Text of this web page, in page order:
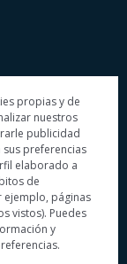
propias y de
nuestros
publicidad
preferencias
elaborado a
de
ejemplo, páginas
vistos). Puedes
y